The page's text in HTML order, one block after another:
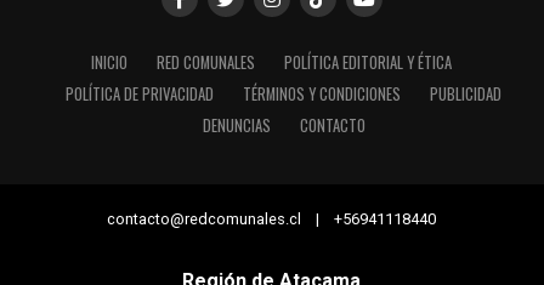
INICIO RED COMUNALES
POLÍTICA EDITORIAL Y ÉTICA
POLÍTICA DE PRIVACIDAD
TÉRMINOS Y CONDICIONES
PUBLICIDAD
DENUNCIAS
CONTACTO
contacto@redcomunales.cl | +56941118440
Región de Atacama